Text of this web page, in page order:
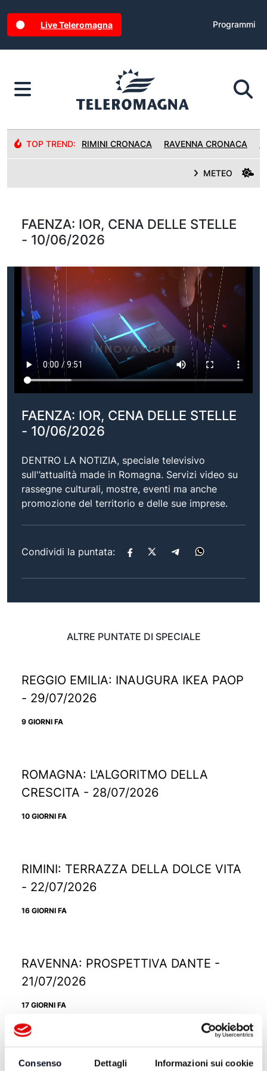
Consenso Dettagli Informazioni sui cookie
Live Teleromagna Programmi
TOP TREND: RIMINI CRONACA RAVENNA CRONACA
METEO
FAENZA: IOR, CENA DELLE STELLE
- 10/06/2026
FAENZA: IOR, CENA DELLE STELLE
- 10/06/2026
DENTRO LA NOTIZIA, speciale televisivo
sull'’attualità made in Romagna. Servizi video su
rassegne culturali, mostre, eventi ma anche
promozione del territorio e delle sue imprese.
Condividi la puntata:
ALTRE PUNTATE DI SPECIALE
REGGIO EMILIA: INAUGURA IKEA PAOP
- 29/07/2026
9 GIORNI FA
ROMAGNA: L'ALGORITMO DELLA
CRESCITA - 28/07/2026
10 GIORNI FA
RIMINI: TERRAZZA DELLA DOLCE VITA
- 22/07/2026
16 GIORNI FA
RAVENNA: PROSPETTIVA DANTE -
21/07/2026
17 GIORNI FA
RICCIONE: TRAMONTO DIVINO -